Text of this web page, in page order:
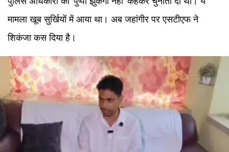
मामला खूब सुर्खियों में आया था। अब जहांगीर पर एसटीएफ ने
शिकंजा कस दिया है।